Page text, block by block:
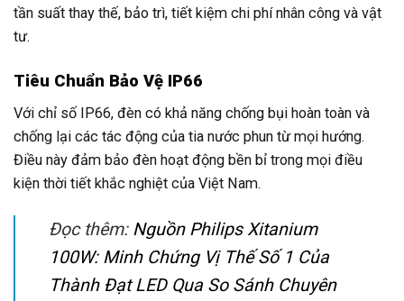
tần suất thay thế, bảo trì, tiết kiệm chi phí nhân công và vật
tư.
Tiêu Chuẩn Bảo Vệ IP66
Với chỉ số IP66, đèn có khả năng chống bụi hoàn toàn và
chống lại các tác động của tia nước phun từ mọi hướng.
Điều này đảm bảo đèn hoạt động bền bỉ trong mọi điều
kiện thời tiết khắc nghiệt của Việt Nam.
Đọc thêm: Nguồn Philips Xitanium
100W: Minh Chứng Vị Thế Số 1 Của
Thành Đạt LED Qua So Sánh Chuyên